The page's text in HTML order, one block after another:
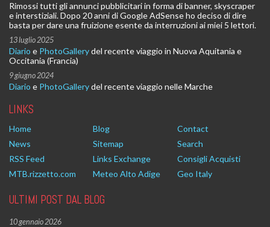
Rimossi tutti gli annunci pubblicitari in forma di banner, skyscraper
e interstiziali. Dopo 20 anni di Google AdSense ho deciso di dire
basta per dare una fruizione esente da interruzioni ai miei 5 lettori.
13 luglio 2025
Diario e PhotoGallerydel recente viaggio in Nuova Aquitania e
Occitania (Francia)
9 giugno 2024
Diario e PhotoGallerydel recente viaggio nelle Marche
LINKS
Home Blog
Contact
News
Sitemap
Search
RSS Feed
Links Exchange
Consigli Acquisti
MTB.rizzetto.com
Meteo Alto Adige Geo Italy
ULTIMI POST DAL BLOG
10 gennaio 2026